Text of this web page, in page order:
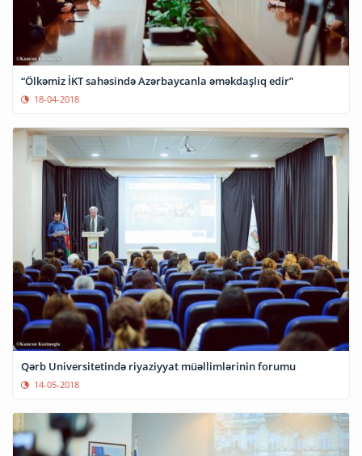
“Ölkəmiz İKT sahəsində Azərbaycanla əməkdaşlıq edir”
18-04-2018
Qərb Universitetində riyaziyyat müəllimlərinin forumu
14-05-2018